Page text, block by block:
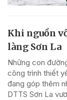
Khi nguồn
làng Sơn La
Những con
công trình thiết
đang góp thêm
DTTS Sơn La